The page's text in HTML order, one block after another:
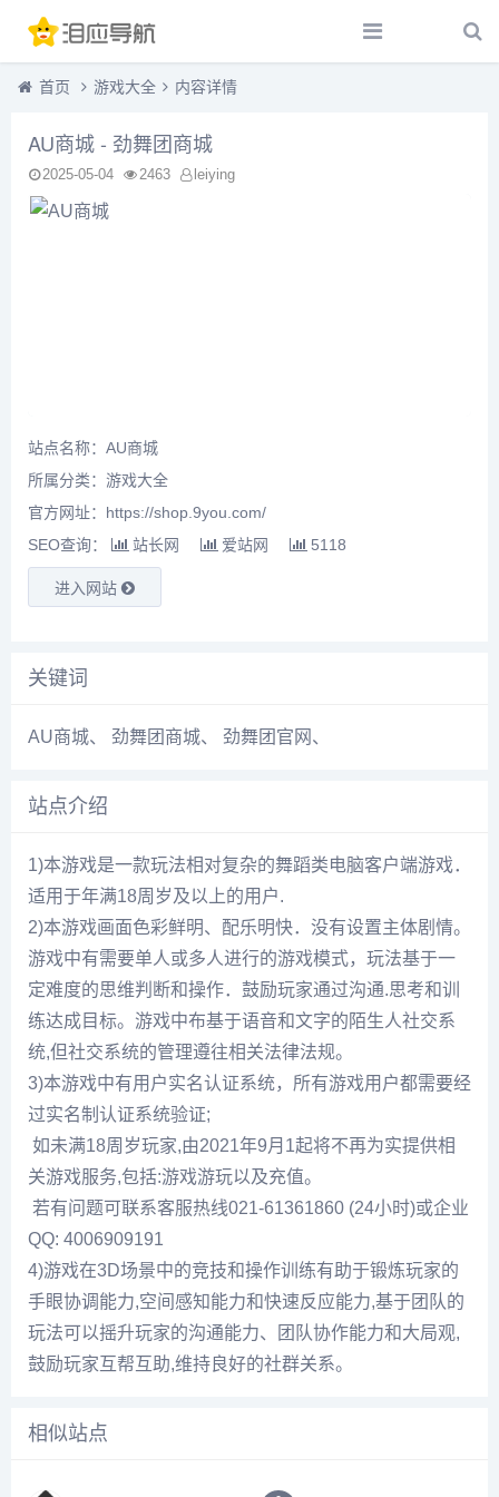
首页 游戏大全 内容详情
AU商城 - 劲舞团商城
2025-05-04 2463 leiying
站点名称：AU商城
所属分类： 游戏大全
官方网址：https://shop.9you.com/
SEO查询：
站长网 爱站网 5118
进入网站
关键词
AU商城、 劲舞团商城、 劲舞团官网 、
站点介绍
1)本游戏是一款玩法相对复杂的舞蹈类电脑客户端游戏．
适用于年满18周岁及以上的用户.
2)本游戏画面色彩鲜明、配乐明快．没有设置主体剧情。
游戏中有需要单人或多人进行的游戏模式，玩法基于一
定难度的思维判断和操作．鼓励玩家通过沟通.思考和训
练达成目标。游戏中布基于语音和文字的陌生人社交系
统,但社交系统的管理遵往相关法律法规。
3)本游戏中有用户实名认证系统，所有游戏用户都需要经
过实名制认证系统验证;
如未满18周岁玩家,由2021年9月1起将不再为实提供相
关游戏服务,包括:游戏游玩以及充值。
若有问题可联系客服热线021-61361860 (24小时)或企业
QQ: 4006909191
4)游戏在3D场景中的竞技和操作训练有助于锻炼玩家的
手眼协调能力,空间感知能力和快速反应能力,基于团队的
玩法可以摇升玩家的沟通能力、团队协作能力和大局观,
鼓励玩家互帮互助,维持良好的社群关系。
相似站点